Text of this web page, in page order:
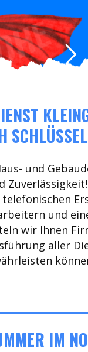
und
und
wir Ihnen
aller
IM